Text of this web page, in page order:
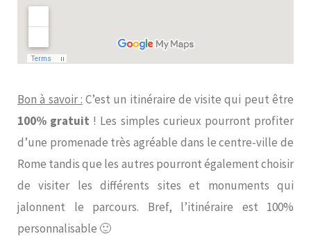
Bon à savoir : C’est un itinéraire de visite qui peut être
100% gratuit ! Les simples curieux pourront profiter
d’une promenade très agréable dans le centre-ville de
Rome tandis que les autres pourront également choisir
de visiter les différents sites et monuments qui
jalonnent le parcours. Bref, l’itinéraire est 100%
personnalisable 🙂